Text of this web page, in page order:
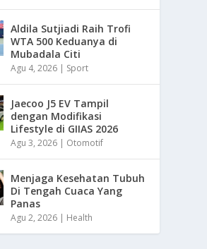
Aldila Sutjiadi Raih Trofi
WTA 500 Keduanya di
Mubadala Citi
Agu 4, 2026 | Sport
Jaecoo J5 EV Tampil
dengan Modifikasi
Lifestyle di GIIAS 2026
Agu 3, 2026 | Otomotif
Menjaga Kesehatan Tubuh
Di Tengah Cuaca Yang
Panas
Agu 2, 2026 | Health